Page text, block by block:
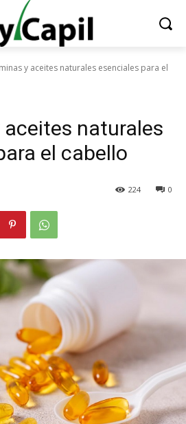
y aceites naturales esenciales para el
naturales
el cabello
0
224